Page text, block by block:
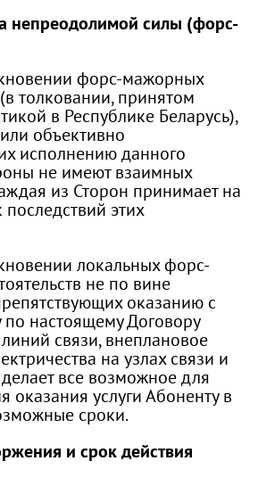
непреодолимой силы (форс-
форс-мажорных
толковании, принятом
в Республике Беларусь),
объективно
исполнению данного
не имеют взаимных
из Сторон принимает на
этих
локальных форс-
не по вине
оказанию с
по настоящему Договору
связи, внеплановое
на узлах связи и
все возможное для
оказания услуги Абоненту в
сроки.
и срок действия